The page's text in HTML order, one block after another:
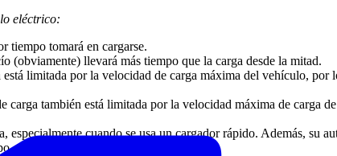
eléctrico:
tiempo tomará en cargarse.
(obviamente) llevará más tiempo que la carga desde la mitad.
limitada por la velocidad de carga máxima del vehículo,
carga también está limitada por la velocidad máxima de carga
especialmente cuando se usa un cargador rápido. Además, su